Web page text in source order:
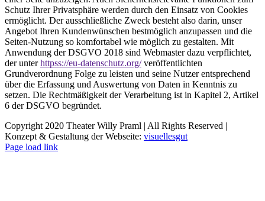
Schutz Ihrer Privatsphäre werden durch den Einsatz von Cookies
ermöglicht. Der ausschließliche Zweck besteht also darin, unser
Angebot Ihren Kundenwünschen bestmöglich anzupassen und die
Seiten-Nutzung so komfortabel wie möglich zu gestalten. Mit
Anwendung der DSGVO 2018 sind Webmaster dazu verpflichtet,
der unterhttpss://eu-datenschutz.org/veröffentlichten
Grundverordnung Folge zu leisten und seine Nutzer entsprechend
über die Erfassung und Auswertung von Daten in Kenntnis zu
setzen. Die Rechtmäßigkeit der Verarbeitung ist in Kapitel 2, Artikel
6 der DSGVO begründet.
Copyright 2020 Theater Willy Praml | All Rights Reserved |
Konzept & Gestaltung der Webseite: visuellesgut
Page load link